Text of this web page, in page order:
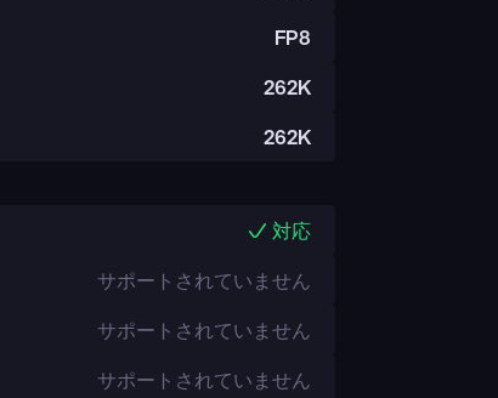
FP8
262K
262K
対応
サポートされていません
サポートされていません
サポートされていません